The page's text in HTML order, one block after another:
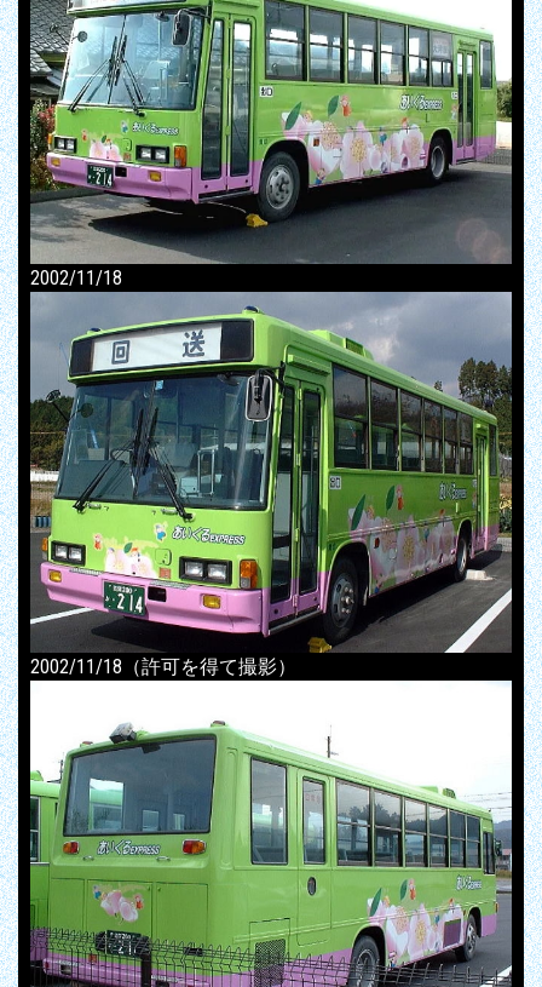
2002/11/18
2002/11/18（許可を得て撮影）